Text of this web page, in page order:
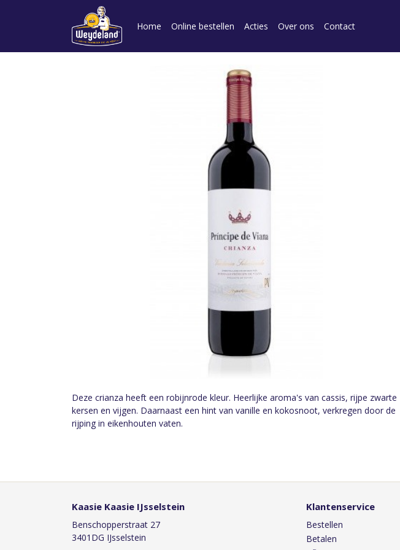
Home Online bestellen Acties Over ons Contact
Deze crianza heeft een robijnrode kleur. Heerlijke aroma's van cassis, rijpe zwarte
kersen en vijgen. Daarnaast een hint van vanille en kokosnoot, verkregen door de
rijping in eikenhouten vaten.
Kaasie Kaasie IJsselstein
Benschopperstraat 27
3401DG IJsselstein
Klantenservice
Bestellen
Betalen